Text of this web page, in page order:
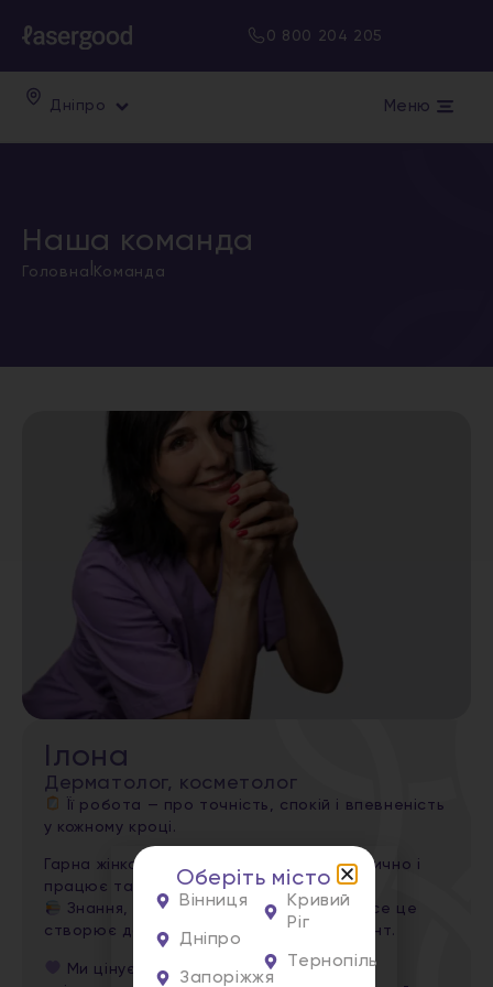
0 800 204 205
Дніпро Меню
Наша команда
Головна Команда
Ілона
Дерматолог, косметолог
Її робота — про точність, спокій і впевненість
у кожному кроці.
Гарна жінка, яка завжди виглядає естетично і
працює так само.
Знання, досвід і спокійна манера — усе це
створює довіру, яку відчуває кожен клієнт.
Ми цінуємо Ілону за її уважність,
Оберіть місто
Вінниця
Дніпро
Запоріжжя
Кривий
Ріг
Тернопіль